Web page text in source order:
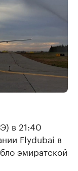
в 21:40
Flydubai в
эмиратской